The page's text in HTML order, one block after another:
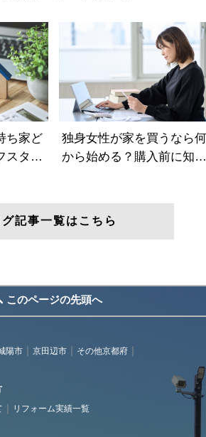
記事一覧はこちら
このページの先頭へ
陽市 京田辺市
その他京都府
リフォーム実績一覧